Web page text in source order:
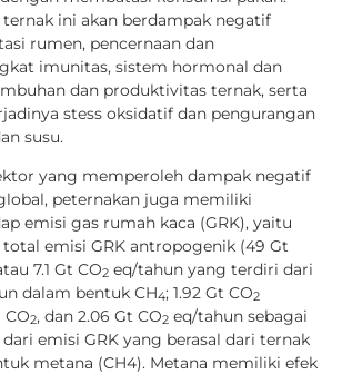
ini akan berdampak negatif
rumen, pencernaan dan
imunitas, sistem hormonal dan
dan produktivitas ternak, serta
stess oksidatif dan pengurangan
susu.
yang memperoleh dampak negatif
peternakan juga memiliki
emisi gas rumah kaca (GRK), yaitu
total emisi GRK antropogenik (49 Gt
7.1 Gt CO2 eq/tahun yang terdiri dari
dalam bentuk CH4; 1.92 Gt CO2
2, dan 2.06 Gt CO2 eq/tahun sebagai
emisi GRK yang berasal dari ternak
metana (CH4). Metana memiliki efek